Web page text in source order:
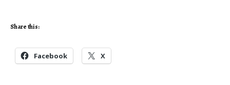
Share this:
Facebook X